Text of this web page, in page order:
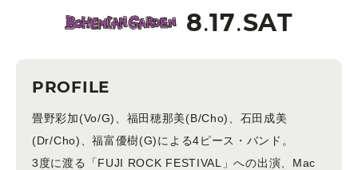
8.17.SAT
PROFILE
畳野彩加(Vo/G)、福田穂那美(B/Cho)、石田成美
(Dr/Cho)、福富優樹(G)による4ピース・バンド。
3度に渡る「FUJI ROCK FESTIVAL」への出演、Mac